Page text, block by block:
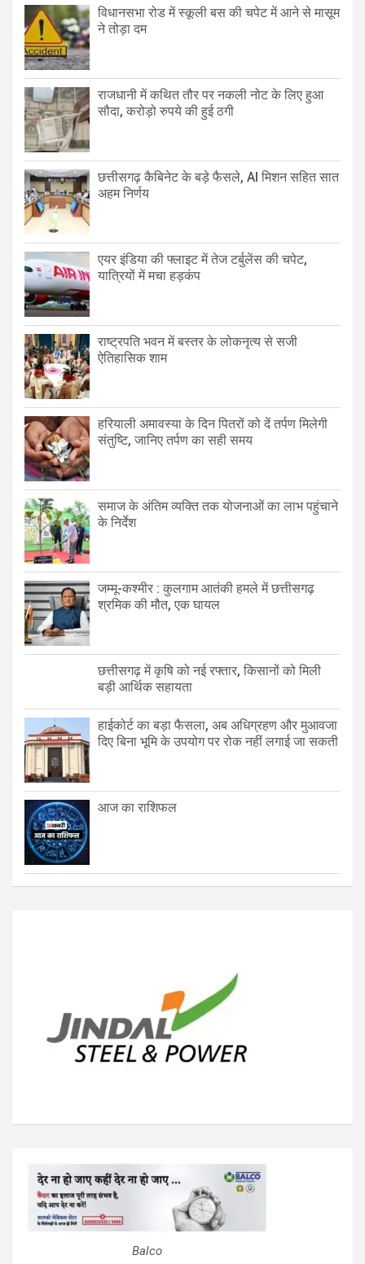
विधानसभा रोड में स्कूली बस की चपेट में आने से मासूम
ने तोड़ा दम
राजधानी में कथित तौर पर नकली नोट के लिए हुआ
सौदा, करोड़ो रुपये की हुई ठगी
छत्तीसगढ़ कैबिनेट के बड़े फैसले, AI मिशन सहित सात
अहम निर्णय
एयर इंडिया की फ्लाइट में तेज टर्बुलेंस की चपेट,
यात्रियों में मचा हड़कंप
राष्ट्रपति भवन में बस्तर के लोकनृत्य से सजी
ऐतिहासिक शाम
हरियाली अमावस्या के दिन पितरों को दें तर्पण मिलेगी
संतुष्टि, जानिए तर्पण का सही समय
समाज के अंतिम व्यक्ति तक योजनाओं का लाभ पहुंचाने
के निर्देश
जम्मू-कश्मीर : कुलगाम आतंकी हमले में छत्तीसगढ़
श्रमिक की मौत, एक घायल
छत्तीसगढ़ में कृषि को नई रफ्तार, किसानों को मिली
बड़ी आर्थिक सहायता
हाईकोर्ट का बड़ा फैसला, अब अधिग्रहण और मुआवजा
दिए बिना भूमि के उपयोग पर रोक नहीं लगाई जा सकती
आज का राशिफल
Balco